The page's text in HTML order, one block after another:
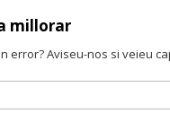
millorar
error? Aviseu-nos si veieu